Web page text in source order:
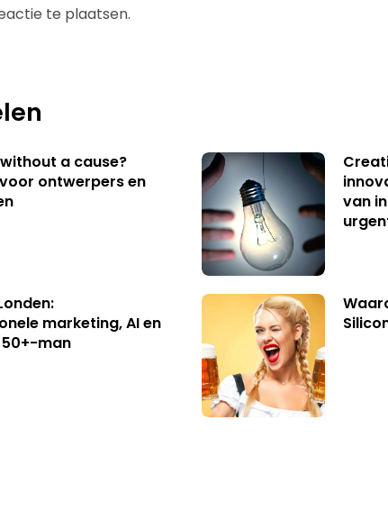
te plaatsen.
a cause?
ontwerpers en
van
marketing, AI en
50+-man